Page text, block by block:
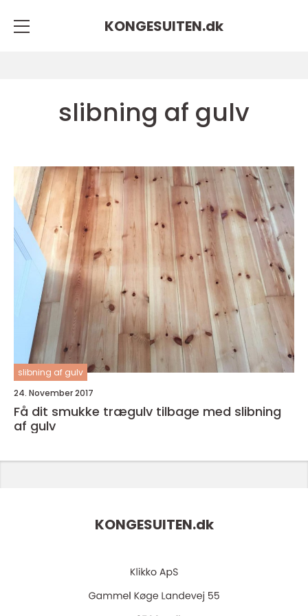
KONGESUITEN.dk
slibning af gulv
slibning af gulv
24. November 2017
Få dit smukke trægulv tilbage med slibning
af gulv
KONGESUITEN.dk